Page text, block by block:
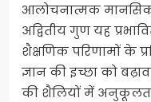
आलोचनात्मक
अद्वितीय गुण यह
शैक्षणिक परिणामों के
ज्ञान की इच्छा को
की शैलियों में अनुकूलता